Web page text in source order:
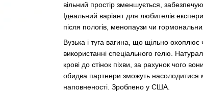
вільний простір зменшується,
Ідеальний варіант для любителів
після пологів, менопаузи чи
Вузька і туга вагина, що щільно
використанні спеціального гелю.
крові до стінок піхви, за рахунок чого
обидва партнери зможуть
наповненості. Зроблено у США.